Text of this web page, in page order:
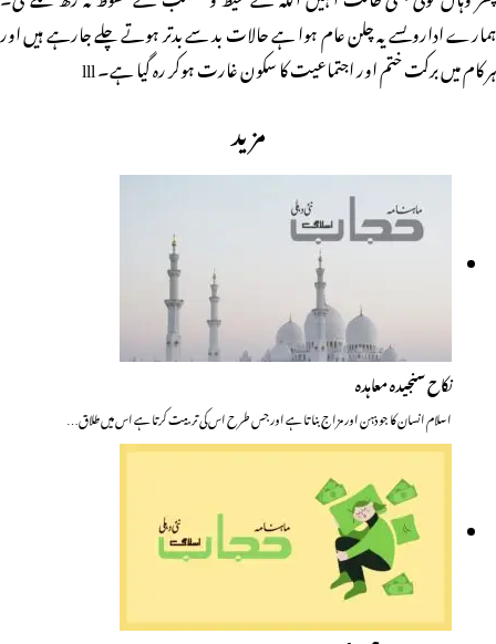
ہمارے اداروںسے یہ چلن عام ہوا ہے حالات بد سے بدتر ہوتے چلے جارہے ہیں اور
ہر کام میں برکت ختم اور اجتماعیت کا سکون غارت ہوکر رہ گیا ہے۔ lll
مزید
نکاح سنجیدہ معاہدہ
اسلام انسان کا جو ذہن اور مزاج بناتا ہے اور جس طرح اس کی تربیت کرتا ہے اس میں طلاق…